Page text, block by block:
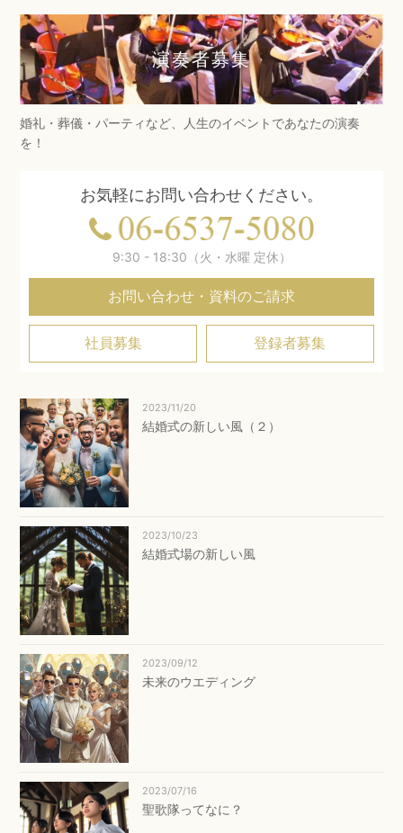
演奏者募集
婚礼・葬儀・パーティなど、人生のイベントであなたの演奏
を！
お気軽にお問い合わせください。
9:30 - 18:30（火・水曜 定休）
お問い合わせ・資料のご請求
社員募集 登録者募集
2023/11/20
結婚式の新しい風（２）
2023/10/23
結婚式場の新しい風
2023/09/12
未来のウエディング
2023/07/16
聖歌隊ってなに？